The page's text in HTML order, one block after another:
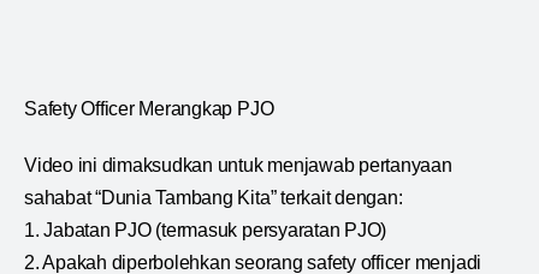
Safety Officer Merangkap PJO
Video ini dimaksudkan untuk menjawab pertanyaan
sahabat “Dunia Tambang Kita” terkait dengan:
1. Jabatan PJO (termasuk persyaratan PJO)
2. Apakah diperbolehkan seorang safety officer menjadi